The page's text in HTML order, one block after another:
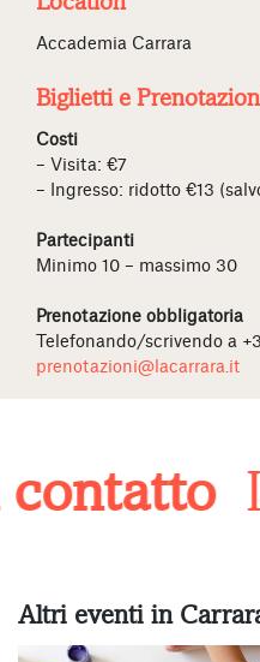
Accademia Carrara
Biglietti e
Costi
– Visita: €7
– Ingresso: ridotto €13
Partecipanti
Minimo 10 – massimo 30
Prenotazione obbligatoria
Telefonando/scrivendo a
prenotazioni@lacarrara.it
Altri eventi in